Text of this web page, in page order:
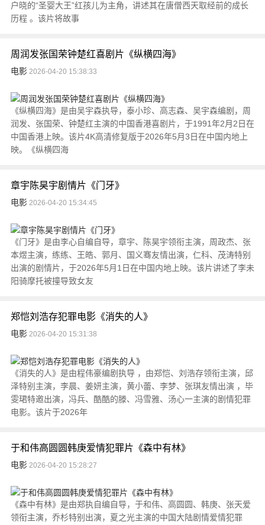
户晓的“圣婴大王”红孩儿为主角，讲述其在唐僧西天取经前的成长
历程 。该片将故事
周润发张国荣钟楚红喜剧片《纵横四海》
电影2026-04-20 15:38:33
《纵横四海》是由吴宇森执导，泰小珍、高志森、吴宇森编剧，周
润发、张国荣、钟楚红主演的中国香港喜剧片，于1991年2月2日在
中国香港上映。该片4K高清修复版于2026年5月3日在中国内地上
映。《纵横四海
章宇陈昊宇剧情片《门牙》
电影2026-04-20 15:34:45
《门牙》是由李心自编自导，章宇、陈昊宇领衔主演，周政杰、张
本煜主演，练练、王皓、郭月、国义骞友情出演，仁科、茂涛特别
出演的剧情片，于2026年5月1日在中国内地上映。该片讲述了李未
阳骑摩托被撞导致女友
郑恺刘浩存犯罪电影《消失的人》
电影2026-04-20 15:31:38
《消失的人》是由程伟豪编剧执导 ，由郑恺、刘浩存领衔主演，邱
泽特别主演，李晨、姜妍主演，黄小蕾、李梦、张琪友情出演 ，毕
雯珺特邀出演，冯兵、酷酷的滕、冯雪雅、汤心一主演的剧情犯罪
电影。该片于2026年
于和伟高圆圆韩庚爱情犯罪片《森中有林》
电影2026-04-20 15:28:27
《森中有林》是由郑执自编自导，于和伟、高圆圆、韩庚、张天爱
领衔主演，乔杉特别出演，夏之光主演的中国大陆剧情爱情犯罪